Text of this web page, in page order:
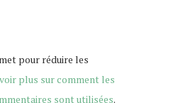
pour réduire les
plus sur comment les
sont utilisées.